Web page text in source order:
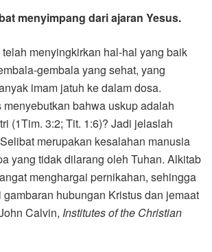
menyimpang dari ajaran Yesus.
menyingkirkan hal-hal yang baik
gembala yang sehat, yang
imam jatuh ke dalam dosa.
bahwa uskup adalah
(1Tim. 3:2; Tit. 1:6)? Jadi jelaslah
merupakan kesalahan manusia
yang tidak dilarang oleh Tuhan. Alkitab
menghargai pernikahan, sehingga
hubungan Kristus dan jemaat
Calvin, Institutes of the Christian